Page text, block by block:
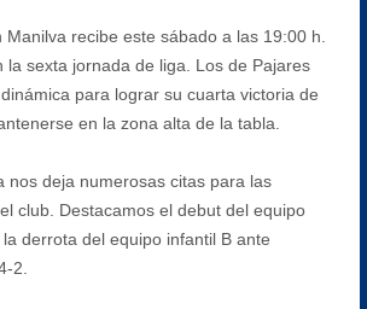
Manilva recibe este sábado a las 19:00 h.
la sexta jornada de liga. Los de Pajares
para lograr su cuarta victoria de
en la zona alta de la tabla.
nos deja numerosas citas para las
club. Destacamos el debut del equipo
derrota del equipo infantil B ante
2.